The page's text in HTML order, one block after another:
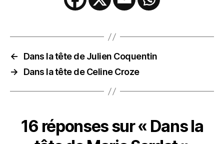
←
Dans la tête de Julien Coquentin
→
Dans la tête de Celine Croze
16 réponses sur « Dans la